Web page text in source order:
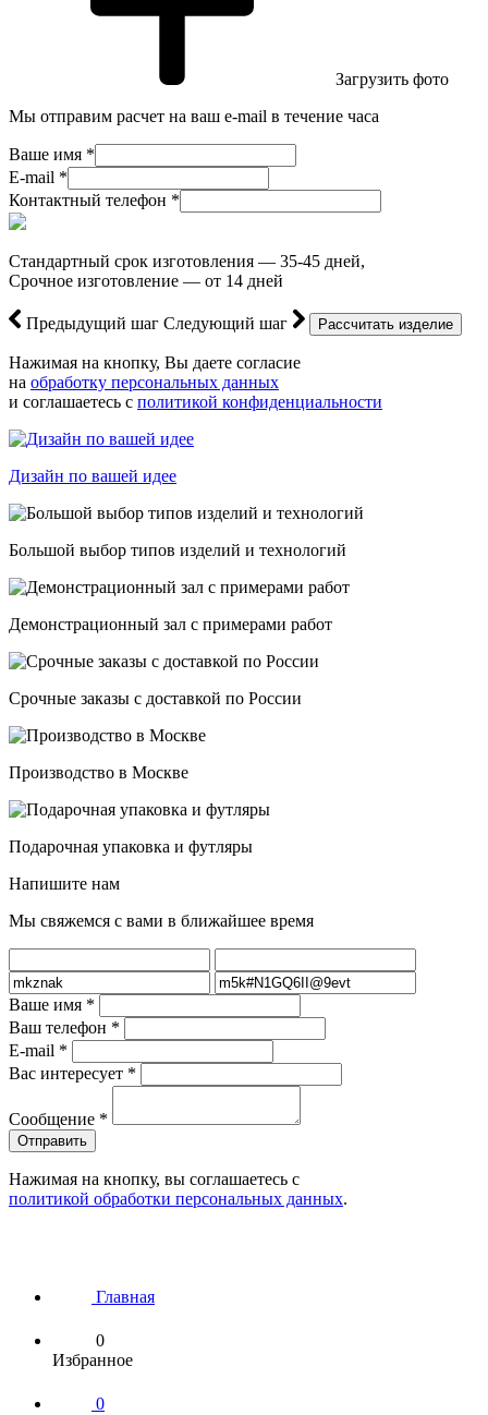
Загрузить фото
Мы отправим расчет на ваш e-mail в течение часа
Ваше имя *
E-mail *
Контактный телефон *
Стандартный срок изготовления — 35-45 дней,
Срочное изготовление — от 14 дней
Предыдущий шаг Следующий шаг
Нажимая на кнопку, Вы даете согласие
на обработку персональных данных
и соглашаетесь с политикой конфиденциальности
Дизайн по вашей идее
Большой выбор типов изделий и технологий
Демонстрационный зал с примерами работ
Срочные заказы с доставкой по России
Производство в Москве
Подарочная упаковка и футляры
Напишите нам
Мы свяжемся с вами в ближайшее время
Ваше имя *
Ваш телефон *
E-mail *
Вас интересует *
Сообщение *
Нажимая на кнопку, вы соглашаетесь с
политикой обработки персональных данных.
Главная
0
Избранное
0